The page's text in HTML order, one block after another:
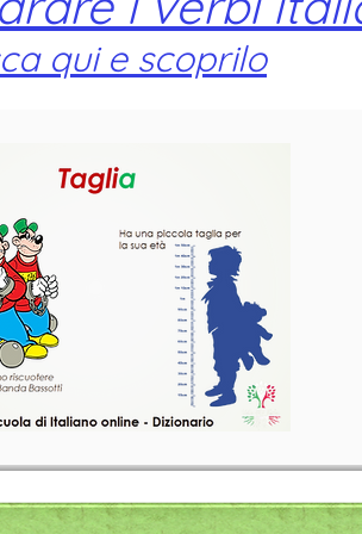
qui e scoprilo